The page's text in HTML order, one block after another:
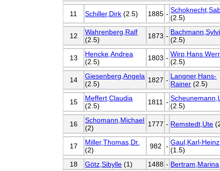
11 Schiller,Dirk (2.5) 1885 - (2.5)
12
Wahrenberg,Ralf
(2.5)
1873 - (2.5)
13
Hencke,Andrea
(2.5)
1803 - Wirp,Hans
(2.5)
14
Giesenberg,Angela
(2.5)
1827 - Langner,Hans-
Rainer (2.5)
15
Meffert,Claudia
(2.5)
1811 - (2.5)
16
Schomann,Michael
(2)
1777 - Remstedt,Ute
17
Miller,Thomas,Dr.
(2)
982 - Gaul,Karl-Heinz
(1.5)
18
Götz,Sibylle (1) 1488 - Bertram,Marina